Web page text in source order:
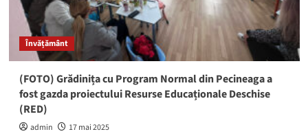
Contraamiral
Petrică
Stoica
din
Pecineaga
vizitat
Moara
hârtie
Învățământ
(FOTO) Grădinița cu Program Normal din Pecineaga a
fost gazda proiectului Resurse Educaționale Deschise
(RED)
admin
17 mai 2025